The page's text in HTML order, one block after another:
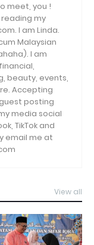
meet, you !
reading my
I am Linda.
Malaysian
I am
beauty, events,
Accepting
posting
media social
TikTok and
email me at
View all